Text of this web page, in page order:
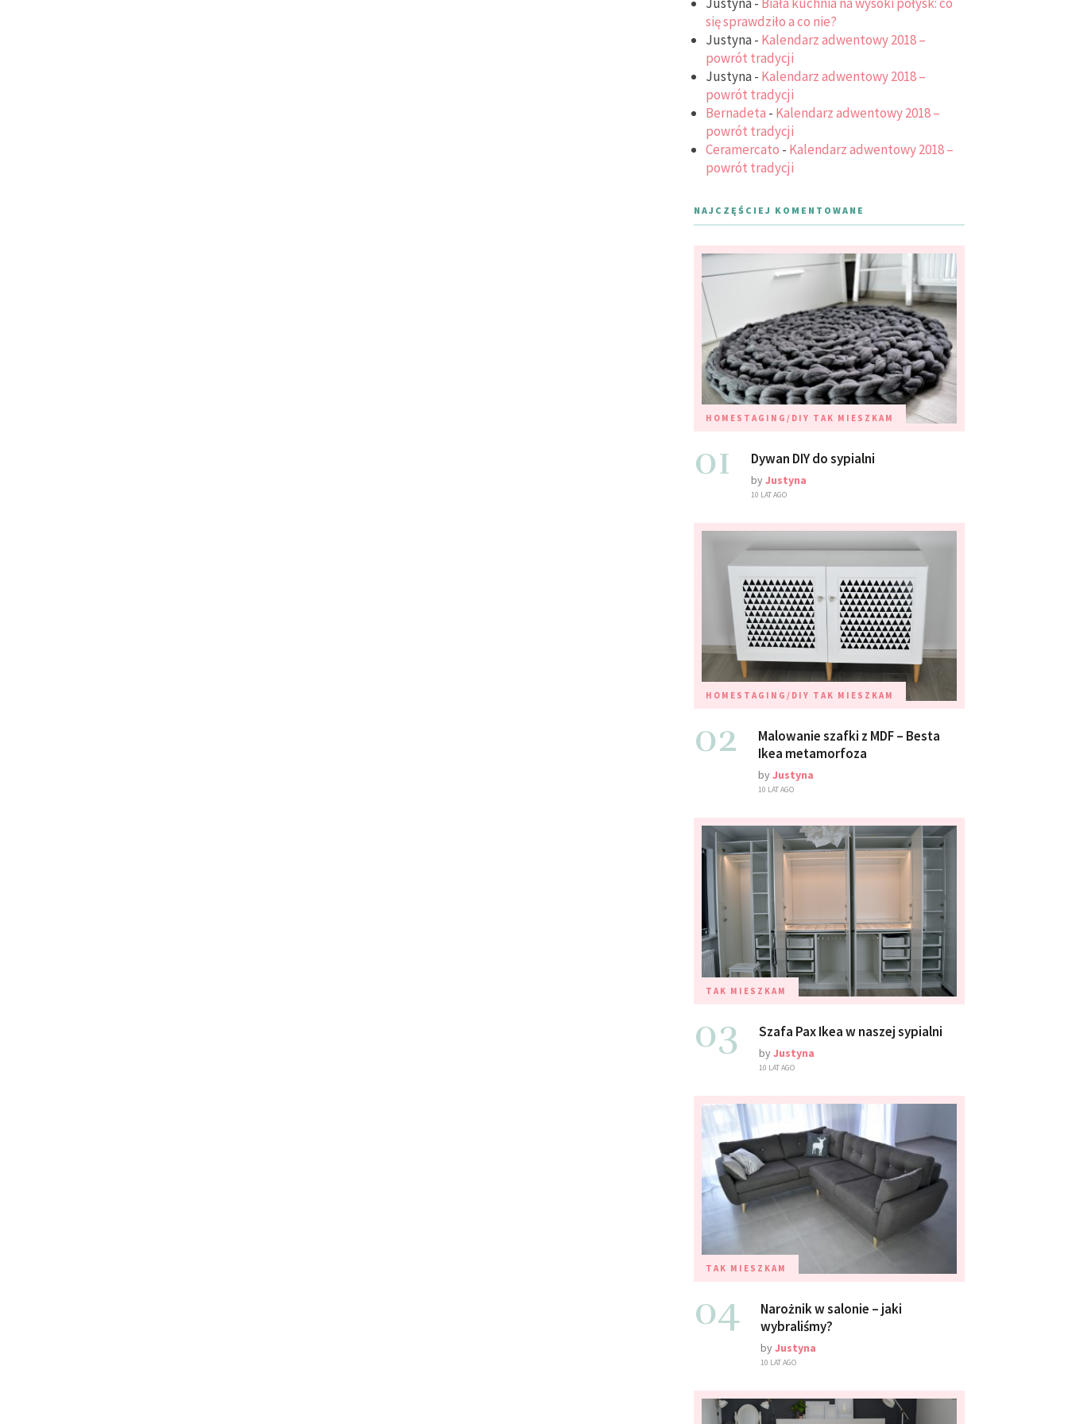
się sprawdziło a co nie?
Justyna- Kalendarz adwentowy 2018 –
powrót tradycji
Justyna- Kalendarz adwentowy 2018 –
powrót tradycji
Bernadeta - Kalendarz adwentowy 2018 –
powrót tradycji
Ceramercato - Kalendarz adwentowy 2018 –
powrót tradycji
NAJCZĘŚCIEJ KOMENTOWANE
HOMESTAGING/DIY TAK MIESZKAM
01 Dywan DIY do sypialni
byJustyna
10 LAT AGO
HOMESTAGING/DIY TAK MIESZKAM
02
Malowanie szafki z MDF – Besta
Ikea metamorfoza
byJustyna
10 LAT AGO
TAK MIESZKAM
03 Szafa Pax Ikea w naszej sypialni
byJustyna
10 LAT AGO
TAK MIESZKAM
04
Narożnik w salonie – jaki
wybraliśmy?
byJustyna
10 LAT AGO